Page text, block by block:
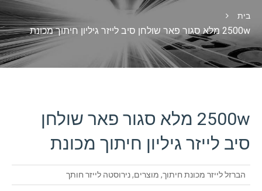
בית
2500w מלא סגור פאר שולחן סיב לייזר גיליון חיתוך מכונת
2500w מלא סגור פאר שולחן
סיב לייזר גיליון חיתוך מכונת
הברזל לייזר מכונת חיתוך, מוצרים,נירוסטה לייזר חותך